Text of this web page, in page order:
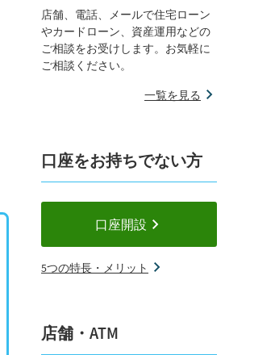
店舗、電話、メールで住宅ローン
やカードローン、資産運用などの
ご相談をお受けします。お気軽に
ご相談ください。
一覧を見る
口座をお持ちでない方
口座開設
5つの特長・メリット
店舗・ATM